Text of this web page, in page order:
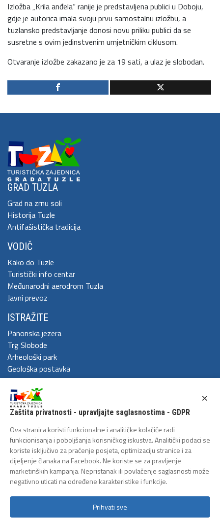
Izložba „Krila anđela“ ranije je predstavljena publici u Doboju,
gdje je autorica imala svoju prvu samostalnu izložbu, a
tuzlansko predstavljanje donosi novu priliku publici da se
susretne s ovim jedinstvenim umjetničkim ciklusom.
Otvaranje izložbe zakazano je za 19 sati, a ulaz je slobodan.
GRAD TUZLA
Grad na zrnu soli
Historija Tuzle
Antifašistička tradicija
VODIČ
Kako do Tuzle
Turistički info centar
Međunarodni aerodrom Tuzla
Javni prevoz
ISTRAŽITE
Panonska jezera
Trg Slobode
Arheološki park
Geološka postavka
DOŽIVITE
Festival Kaleidoskop
Cum Grano Salis
Ljeto u Tuzli
Tuzlanski polumaraton
Tuzlanska biciklijada
ZAŠTITA LIČNIH PODATAKA
Politika privatnosti
Zaštita privatnosti - upravljajte saglasnostima - GDPR
×
Ova stranica koristi funkcionalne i analitičke kolačiće radi
funkcionisanja i poboljšanja korisničkog iskustva. Analitički podaci se
koriste isključivo za praćenje posjeta, optimizaciju stranice i za
dijeljenje članaka na Facebook. Ne koriste se za pravljenje
marketinških kampanja. Nepristanak ili povlačenje saglasnosti može
negativno uticati na određene karakteristike i funkcije.
Prihvati sve